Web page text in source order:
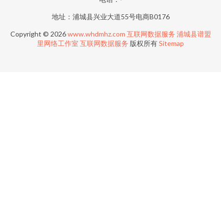
地址：浦城县兴业大道55号电商B0176
Copyright © 2026www.whdmhz.com 互联网数据服务 浦城县谱盟
里网络工作室 互联网数据服务 版权所有Sitemap